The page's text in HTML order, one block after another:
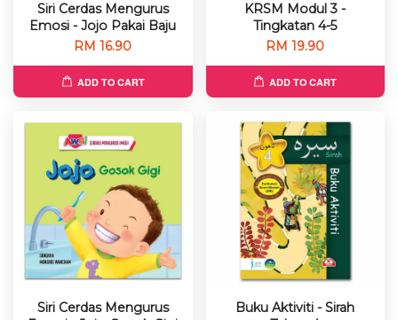
Siri Cerdas Mengurus
Emosi - Jojo Pakai Baju
RM 16.90
ADD TO CART
KRSM Modul 3 -
Tingkatan 4-5
RM 19.90
ADD TO CART
Siri Cerdas Mengurus
Buku Aktiviti - Sirah